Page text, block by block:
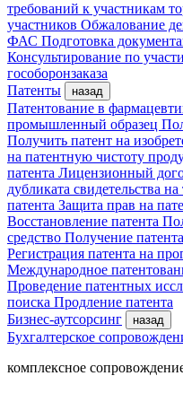
требований к участникам
участников Обжалование
ФАС Подготовка
Консультирование по
гособоронзаказа
Патенты
назад
Патентование в
промышленный образец
Получить патент на
на патентную чистоту
патента Лицензионный
дубликата свидетельства
патента Защита прав на
Восстановление патента
средство Получение
Регистрация патента на
Международное
Проведение патентных
поиска Продление патента
Бизнес-аутсорсинг
назад
Бухгалтерское
комплексное